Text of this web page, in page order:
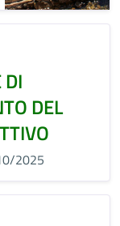
DI
DEL
2025